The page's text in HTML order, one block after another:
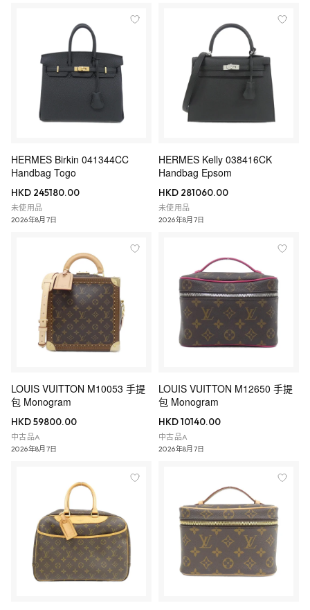
HERMES Birkin 041344CC
Handbag Togo
HKD 245180.00
未使用品
2026年8月7日
HERMES Kelly 038416CK
Handbag Epsom
HKD 281060.00
未使用品
2026年8月7日
LOUIS VUITTON M10053 手提
包 Monogram
HKD 59800.00
中古品A
2026年8月7日
LOUIS VUITTON M12650 手提
包 Monogram
HKD 10140.00
中古品A
2026年8月7日